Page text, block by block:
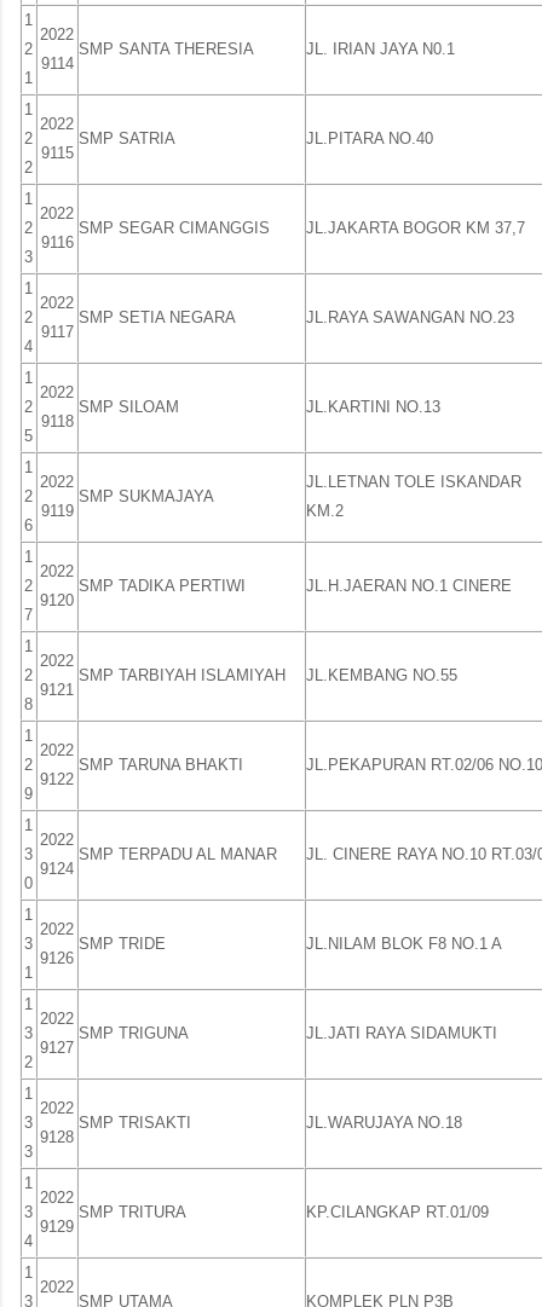
1
2
1
2022
9114
SMP SANTA THERESIA JL. IRIAN JAYA N0.1
1
2
2
2022
9115
SMP SATRIA JL.PITARA NO.40
1
2
3
2022
9116
SMP SEGAR CIMANGGIS JL.JAKARTA BOGOR KM 37,7
1
2
4
2022
9117
SMP SETIA NEGARA JL.RAYA SAWANGAN NO.23
1
2
5
2022
9118
SMP SILOAM JL.KARTINI NO.13
1
2
6
2022
9119
SMP SUKMAJAYA
JL.LETNAN TOLE ISKANDAR
KM.2
1
2
7
2022
9120
SMP TADIKA PERTIWI JL.H.JAERAN NO.1 CINERE
1
2
8
2022
9121
SMP TARBIYAH ISLAMIYAH JL.KEMBANG NO.55
1
2
9
2022
9122
SMP TARUNA BHAKTI JL.PEKAPURAN RT.02/06 NO.10
1
3
0
2022
9124
SMP TERPADU AL MANAR JL. CINERE RAYA NO.10 RT.03/
1
3
1
2022
9126
SMP TRIDE JL.NILAM BLOK F8 NO.1 A
1
3
2
2022
9127
SMP TRIGUNA JL.JATI RAYA SIDAMUKTI
1
3
3
2022
9128
SMP TRISAKTI JL.WARUJAYA NO.18
1
3
4
2022
9129
SMP TRITURA KP.CILANGKAP RT.01/09
1
3
2022
SMP UTAMA KOMPLEK PLN P3B